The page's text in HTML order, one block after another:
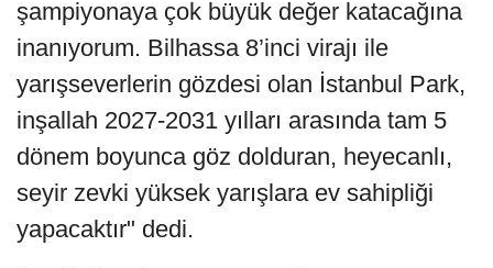
şampiyonaya çok büyük değer katacağına
inanıyorum. Bilhassa 8’inci virajı ile
yarışseverlerin gözdesi olan İstanbul Park,
inşallah 2027-2031 yılları arasında tam 5
dönem boyunca göz dolduran, heyecanlı,
seyir zevki yüksek yarışlara ev sahipliği
yapacaktır" dedi.